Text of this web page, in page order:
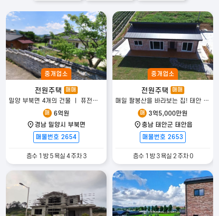
중개업소
전원주택 매매
밀양 부북면 4개의 건물 ㅣ 퓨전한옥 전원주택 매매
매 6억원
경남 밀양시 부북면
매물번호 2654
층수 1 방 5 욕실 4 주차 3
중개업소
전원주택 매매
매일 팔봉산을 바라보는 집! 태안 신축 전원주택
매
3억5,000만원
충남 태안군 태안읍
매물번호 2653
층수 1 방 3 욕실 2 주차 0